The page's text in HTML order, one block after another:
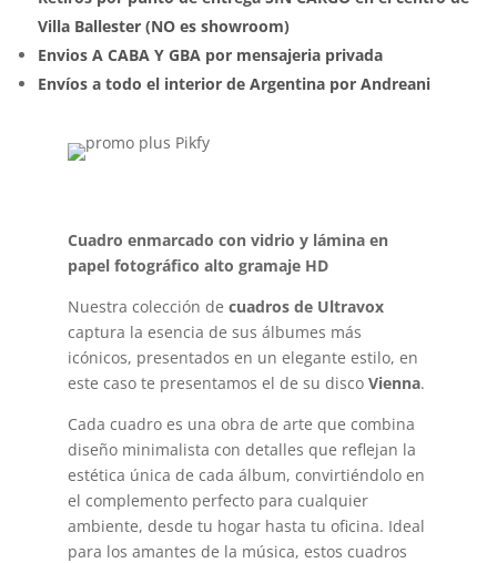
Villa Ballester (NO es showroom)
Envios A CABA Y GBA por mensajeria privada
Envíos a todo el interior de Argentina por Andreani
Cuadro enmarcado con vidrio y lámina en
papel fotográfico alto gramaje HD
Nuestra colección de cuadros de Ultravox
captura la esencia de sus álbumes más
icónicos, presentados en un elegante estilo, en
este caso te presentamos el de su disco Vienna.
Cada cuadro es una obra de arte que combina
diseño minimalista con detalles que reflejan la
estética única de cada álbum, convirtiéndolo en
el complemento perfecto para cualquier
ambiente, desde tu hogar hasta tu oficina. Ideal
para los amantes de la música, estos cuadros